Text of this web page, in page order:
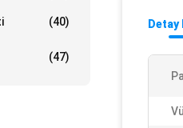
(40)
(47)
Detay